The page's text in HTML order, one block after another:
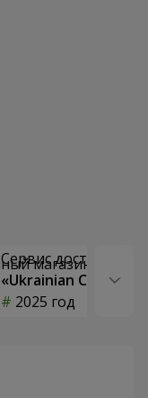
Сервис доставки
«Ukrainian Choice»
2025 год